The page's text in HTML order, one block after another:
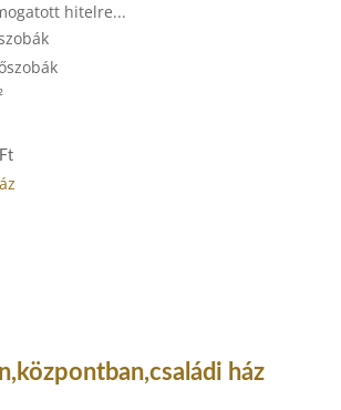
hitelre...
ház